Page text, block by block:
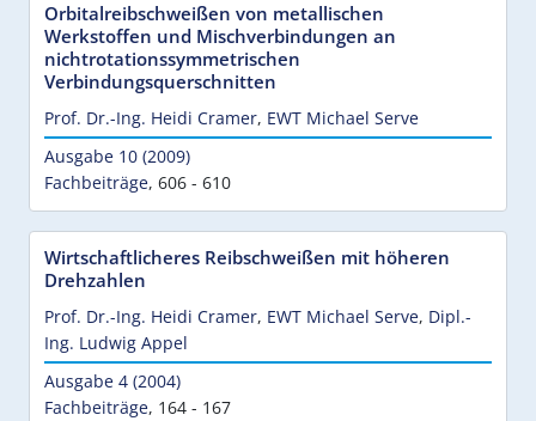
Orbitalreibschweißen von metallischen
Werkstoffen und Mischverbindungen an
nichtrotationssymmetrischen
Verbindungsquerschnitten
Prof. Dr.-Ing. Heidi Cramer, EWT Michael Serve
Ausgabe 10 (2009)
Fachbeiträge, 606 - 610
Wirtschaftlicheres Reibschweißen mit höheren
Drehzahlen
Prof. Dr.-Ing. Heidi Cramer, EWT Michael Serve, Dipl.-
Ing. Ludwig Appel
Ausgabe 4 (2004)
Fachbeiträge, 164 - 167